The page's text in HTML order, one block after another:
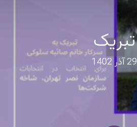
تبریک
29 آذر 1402